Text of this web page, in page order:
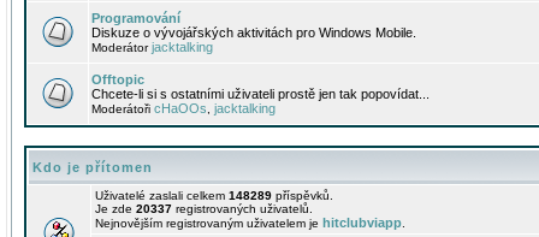
Programování
Diskuze o vývojářských aktivitách pro Windows Mobile.
Moderátorjacktalking
Offtopic
Chcete-li si s ostatními uživateli prostě jen tak popovídat...
Moderátoři cHaOOs jacktalking
Kdo je přítomen
Uživatelé zaslali celkem 148289 příspěvků.
Je zde 20337 registrovaných uživatelů.
Nejnovějším registrovaným uživatelem je hitclubviapp